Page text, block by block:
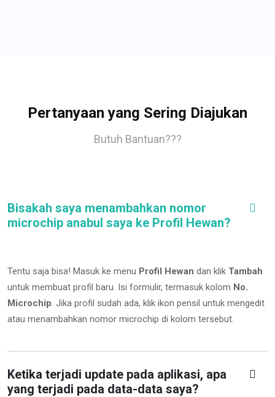
Pertanyaan yang Sering Diajukan
Butuh Bantuan???
Bisakah saya menambahkan nomor
microchip anabul saya ke Profil Hewan?
Tentu saja bisa! Masuk ke menu Profil Hewan dan klik Tambah
untuk membuat profil baru. Isi formulir, termasuk kolom No.
Microchip. Jika profil sudah ada, klik ikon pensil untuk mengedit
atau menambahkan nomor microchip di kolom tersebut.
Ketika terjadi update pada aplikasi, apa
yang terjadi pada data-data saya?